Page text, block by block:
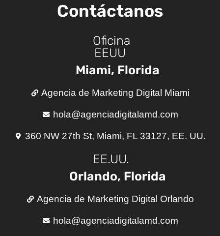
Contáctanos
Oficina
EEUU
Miami, Florida
Agencia de Marketing Digital Miami
hola@agenciadigitalamd.com
360 NW 27th St, Miami, FL 33127, EE. UU.
EE.UU.
Orlando, Florida
Agencia de Marketing Digital Orlando
hola@agenciadigitalamd.com